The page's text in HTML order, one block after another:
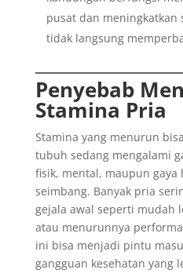
pusat dan meningkatkan
tidak langsung
Penyebab
Stamina Pria
Stamina yang menurun
tubuh sedang mengalami
fisik, mental, maupun gaya
seimbang. Banyak pria
gejala awal seperti mudah
atau menurunnya
ini bisa menjadi pintu
gangguan kesehatan yang